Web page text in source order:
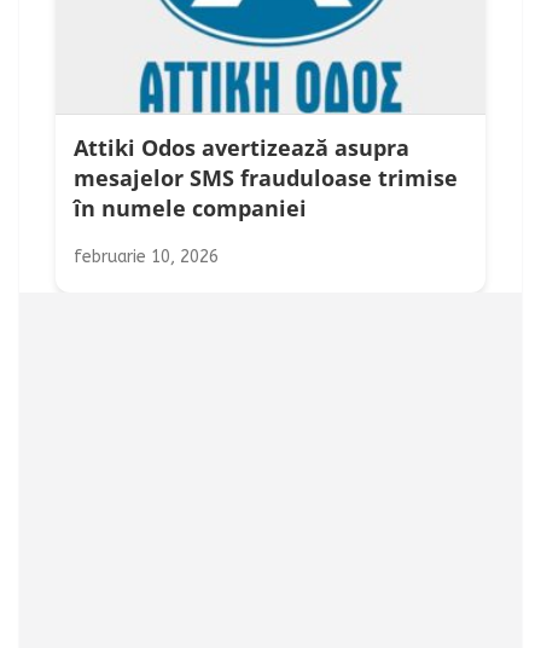
Attiki Odos avertizează asupra
mesajelor SMS frauduloase trimise
în numele companiei
februarie 10, 2026